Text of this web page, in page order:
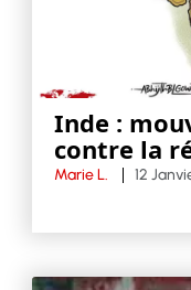
Inde :
contre la
Marie L. 12